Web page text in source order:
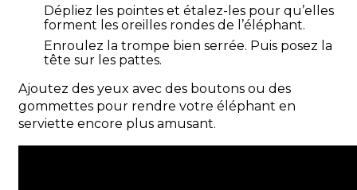
Dépliez les pointes et étalez-les pour qu’elles
forment les oreilles rondes de l’éléphant.
Enroulez la trompe bien serrée. Puis posez la
tête sur les pattes.
Ajoutez des yeux avec des boutons ou des
gommettes pour rendre votre éléphant en
serviette encore plus amusant.